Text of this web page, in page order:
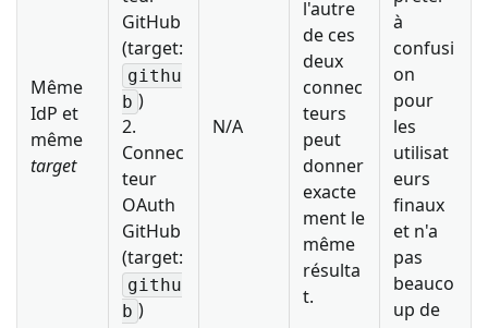
Même
IdP et
même
target
GitHub
(target:
githu
b )
2.
Connec
teur
OAuth
GitHub
(target:
githu
b )
N/A
l'autre
de ces
deux
connec
teurs
peut
donner
exacte
ment le
même
résulta
t.
à
confusi
on
pour
les
utilisat
eurs
finaux
et n'a
pas
beauco
up de